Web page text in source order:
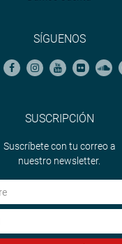
SÍGUENOS
SUSCRIPCIÓN
Suscríbete con tu correo a
nuestro newsletter.